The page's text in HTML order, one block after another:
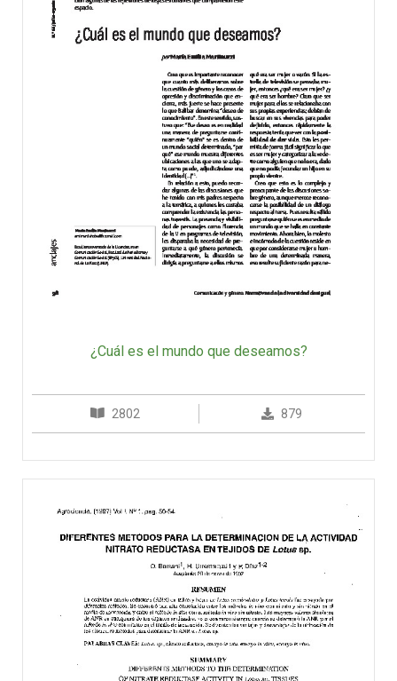
¿Cuál es el mundo que deseamos?
2802 879